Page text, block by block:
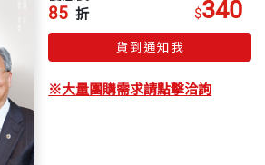
85 折 $340
貨到通知我
※大量團購需求請點擊洽詢